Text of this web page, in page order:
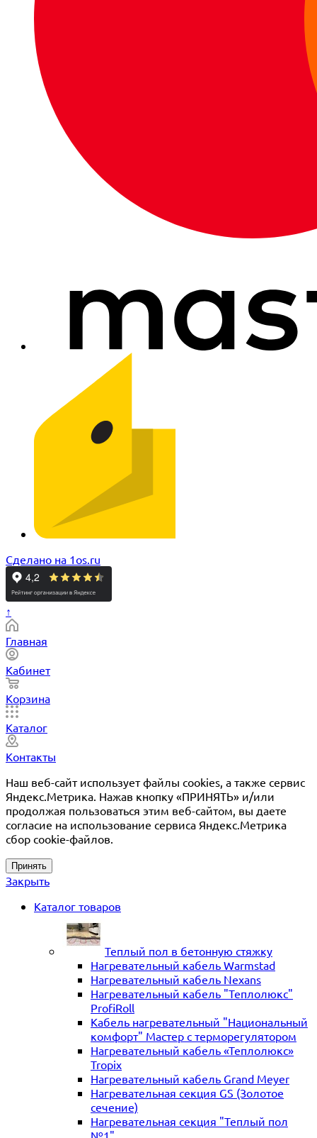
Сделано на 1os.ru
↑
Главная
Кабинет
Корзина
Каталог
Контакты
Наш веб-сайт использует файлы cookies, а также сервис
Яндекс.Метрика. Нажав кнопку «ПРИНЯТЬ» и/или
продолжая пользоваться этим веб-сайтом, вы даете
согласие на использование сервиса Яндекс.Метрика
сбор cookie-файлов.
Принять
Закрыть
Каталог товаров
Теплый пол в бетонную стяжку
Нагревательный кабель Warmstad
Нагревательный кабель Nexans
Нагревательный кабель "Теплолюкс"
ProfiRoll
Кабель нагревательный "Национальный
комфорт" Мастер с терморегулятором
Нагревательный кабель «Теплолюкс»
Tropix
Нагревательный кабель Grand Meyer
Нагревательная секция GS (Золотое
сечение)
Нагревательная секция "Теплый пол